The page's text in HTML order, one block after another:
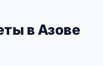
в Азове